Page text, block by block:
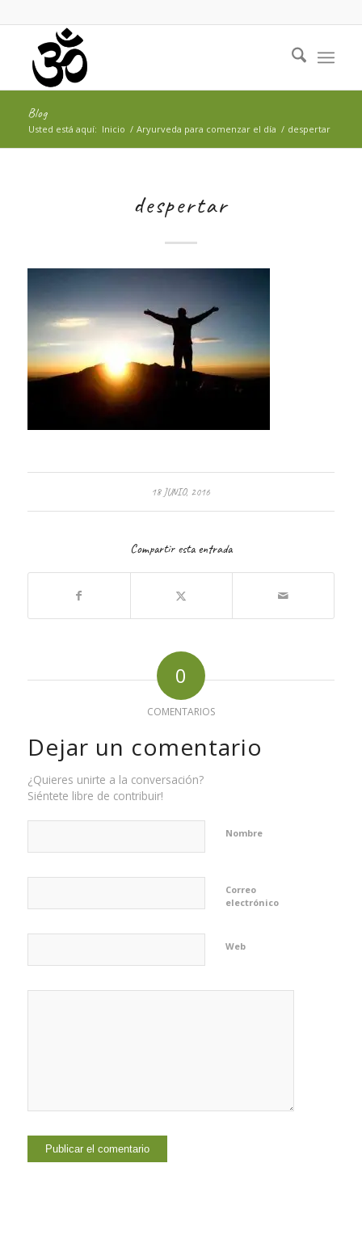
Blog
Usted está aquí: Inicio / Aryurveda para comenzar el día / despertar
despertar
18 JUNIO, 2016
Compartir esta entrada
0
COMENTARIOS
Dejar un comentario
¿Quieres unirte a la conversación?
Siéntete libre de contribuir!
Nombre
Correo
electrónico
Web